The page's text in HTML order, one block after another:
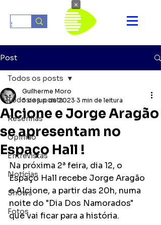
Post
Todos os posts
Resenhas
Opinião
Entrevistas
Notícias
Shows
Fotos
Todos os posts
Alcione e Jorge Aragão
se apresentam no
Espaço Hall !
Guilherme Moro
5 de jun. de 2023 3 min de leitura
Na próxima 2ª feira, dia 12, o
Espaço Hall recebe Jorge Aragão
e Alcione, a partir das 20h, numa
noite do "Dia Dos Namorados"
que vai ficar para a história.
×